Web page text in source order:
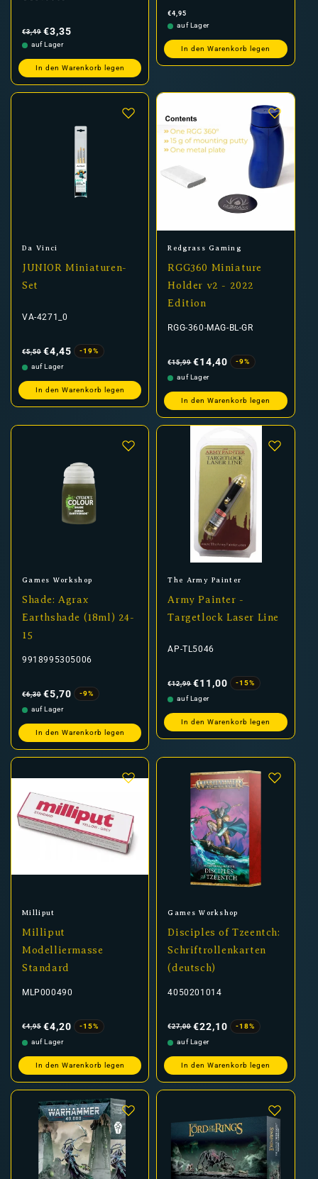
Preis
€3,49 €3,35
auf Lager
In den Warenkorb legen
Normaler
Preis
€4,95
auf Lager
In den Warenkorb legen
Anbieter:
Da Vinci
JUNIOR Miniaturen-
Set
VA-4271_0
Preis
€5,50 €4,45
-19%
auf Lager
In den Warenkorb legen
Anbieter:
Redgrass Gaming
RGG360 Miniature
Holder v2 - 2022
Edition
RGG-360-MAG-BL-GR
Preis
€15,99 €14,40
-9%
auf Lager
In den Warenkorb legen
Anbieter:
Games Workshop
Shade: Agrax
Earthshade (18ml) 24-
15
9918995305006
Preis
€6,30 €5,70
-9%
auf Lager
In den Warenkorb legen
Anbieter:
The Army Painter
Army Painter -
Targetlock Laser Line
AP-TL5046
Preis
€12,99 €11,00
-15%
auf Lager
In den Warenkorb legen
Anbieter:
Milliput
Milliput
Modelliermasse
Standard
MLP000490
Preis
€4,95 €4,20
-15%
auf Lager
In den Warenkorb legen
Anbieter:
Games Workshop
Disciples of Tzeentch:
Schriftrollenkarten
(deutsch)
4050201014
Preis
€27,00 €22,10
-18%
auf Lager
In den Warenkorb legen